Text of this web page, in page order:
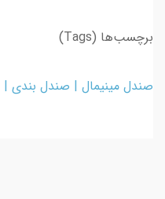
برچسب‌ها (Tags)
صندل مینیمال | صندل بندی |